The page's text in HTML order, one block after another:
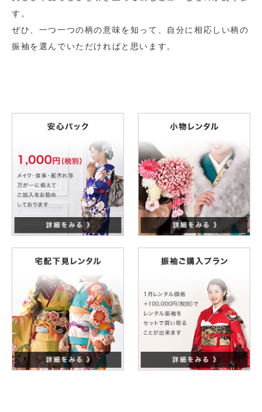
す。
ぜひ、一つ一つの柄の意味を知って、自分に相応しい柄の
振袖を選んでいただければと思います。